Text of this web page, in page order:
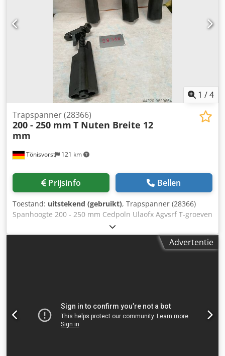
golfkartonstang voor verschillende materiaaldiktes
Golfkartonsoftware voor mediabeheer en dikteregeling -
Onderstatistiekbalk en automatische media stop voor
botsingspreventie - Caldera Rip-software
1 /4
Tönisvorst 121 km
Trapspanner (28366)
200 - 250 mm T Nuten Breite 12
mm
Prijsinfo Bellen
Toestand: uitstekend (gebruikt), Trapspanner (28366)
Spanhoogte 200 - 250 mm Cedpoln Ulaofx Agvsrf T-groeven
breedte 12 mm Klemschroef M 10 4 stuks beschikbaar
Gewicht 8,5 kg
Advertentie